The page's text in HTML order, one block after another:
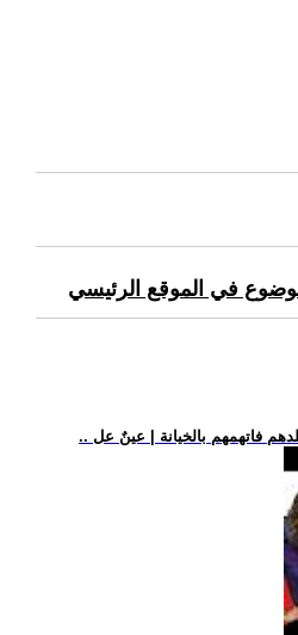
في الموقع الرئيسي
فاتهمهم بالخيانة | عينٌ عل